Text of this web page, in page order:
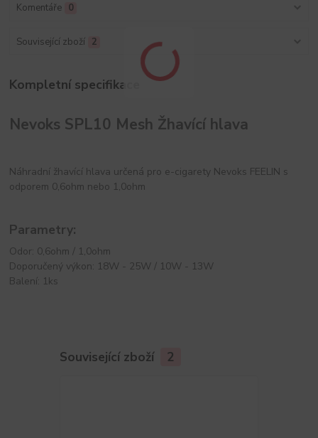
Komentáře 0
Související zboží 2
Kompletní specifikace
Nevoks SPL10 Mesh Žhavící hlava
Náhradní žhavící hlava určená pro e-cigarety Nevoks FEELIN s
odporem 0,6ohm nebo 1,0ohm
Parametry:
Odor: 0,6ohm / 1,0ohm
Doporučený výkon: 18W - 25W / 10W - 13W
Balení: 1ks
Související zboží 2